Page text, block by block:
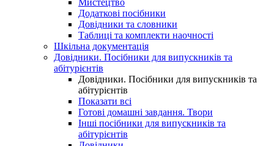
Мистецтво
Додаткові посібники
Довідники та словники
Таблиці та комплекти наочності
Шкільна документація
Довідники. Посібники для випускників та
абітурієнтів
Довідники. Посібники для випускників та
абітурієнтів
Показати всі
Готові домашні завдання. Твори
Інші посібники для випускників та
абітурієнтів